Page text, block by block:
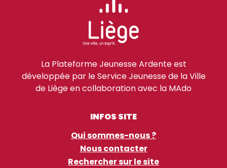
La Plateforme Jeunesse Ardente est
développée par le Service Jeunesse de la Ville
de Liège en collaboration avec la MAdo
INFOS SITE
Qui sommes-nous ?
Nous contacter
Rechercher sur le site